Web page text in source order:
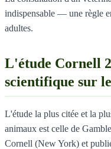
indispensable — une règle
adultes.
L'étude Cornell
scientifique sur
L'étude la plus citée et la
animaux est celle de
Cornell (New York) et